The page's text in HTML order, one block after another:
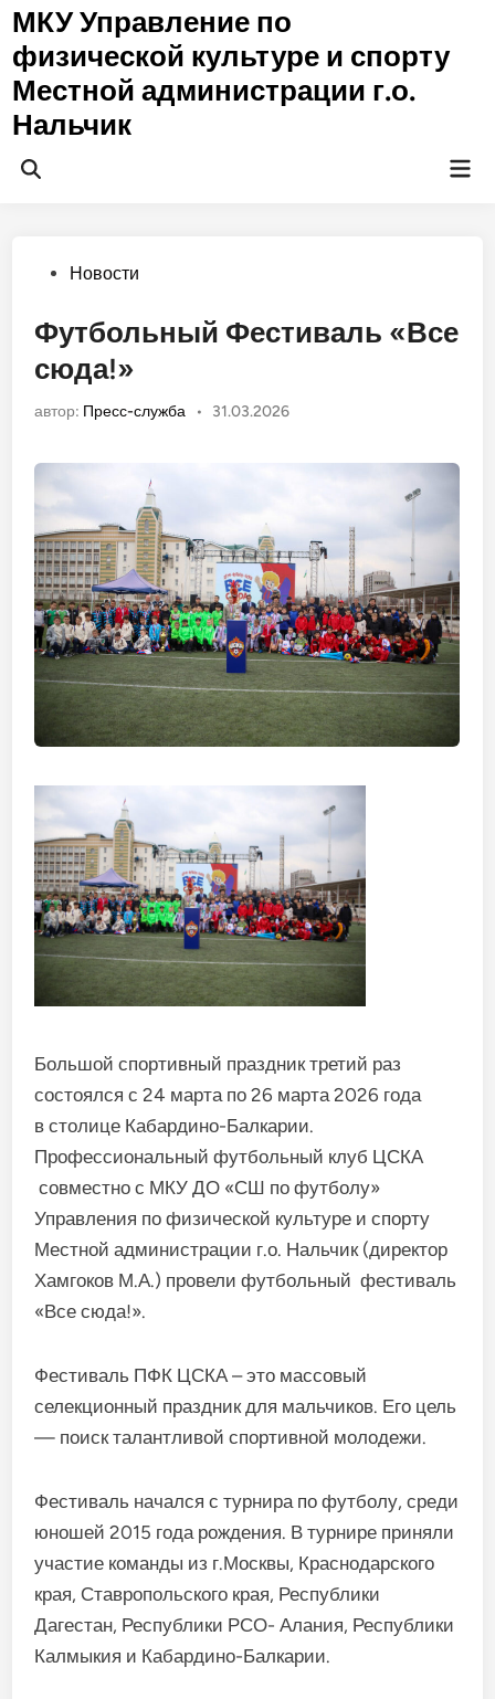
Перейти
содержимому
МКУ Управление по
физической культуре и спорту
Местной администрации г.о.
Нальчик
Открыть
Опубликовано
Новости
Футбольный Фестиваль «Все
сюда!»
автор: Пресс-служба • 31.03.2026
Большой спортивный праздник третий раз
состоялся с 24 марта по 26 марта 2026 года
в столице Кабардино-Балкарии.
Профессиональный футбольный клуб ЦСКА
совместно с МКУ ДО «СШ по футболу»
Управления по физической культуре и спорту
Местной администрации г.о. Нальчик (директор
Хамгоков М.А.) провели футбольный фестиваль
«Все сюда!».
Фестиваль ПФК ЦСКА – это массовый
селекционный праздник для мальчиков. Его цель
— поиск талантливой спортивной молодежи.
Фестиваль начался с турнира по футболу, среди
юношей 2015 года рождения. В турнире приняли
участие команды из г.Москвы, Краснодарского
края, Ставропольского края, Республики
Дагестан, Республики РСО- Алания, Республики
Калмыкия и Кабардино-Балкарии.